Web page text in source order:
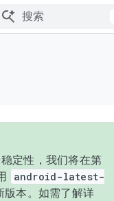
定性，我们将在第
android-latest-
版本。如需了解详